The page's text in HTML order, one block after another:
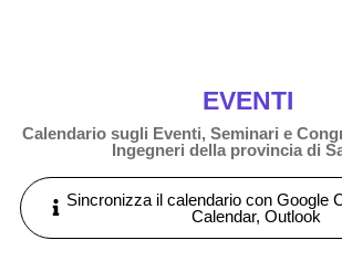
EVENTI
Calendario sugli Eventi, Seminari e
Ingegneri della provincia di
Sincronizza il calendario con Google
Calendar, Outlook